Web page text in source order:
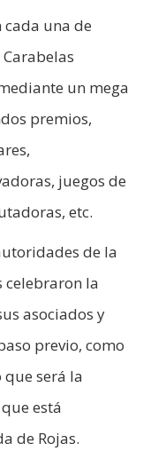
cada una de
un mega
premios,
juegos de
etc.
de la
celebraron la
asociados y
previo, como
será la
está
de Rojas.